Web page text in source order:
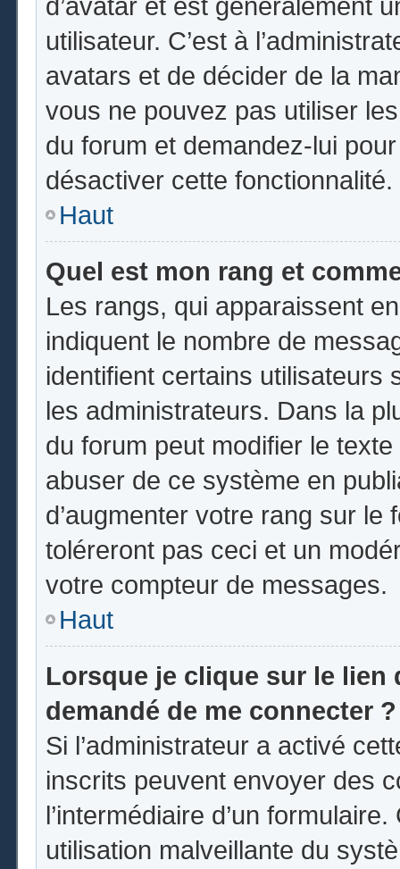
utilisateur. C’est à
avatars et de décider de la
vous ne pouvez pas utiliser
du forum et demandez-lui
désactiver cette fonctionnalité.
Haut
Quel est mon rang et
Les rangs, qui apparaissent
indiquent le nombre de
identifient certains utilisateurs
les administrateurs. Dans la
du forum peut modifier le
abuser de ce système en
d’augmenter votre rang sur
toléreront pas ceci et un
votre compteur de messages.
Haut
Lorsque je clique sur le lien
demandé de me connecter ?
Si l’administrateur a activé
inscrits peuvent envoyer des
l’intermédiaire d’un
utilisation malveillante du